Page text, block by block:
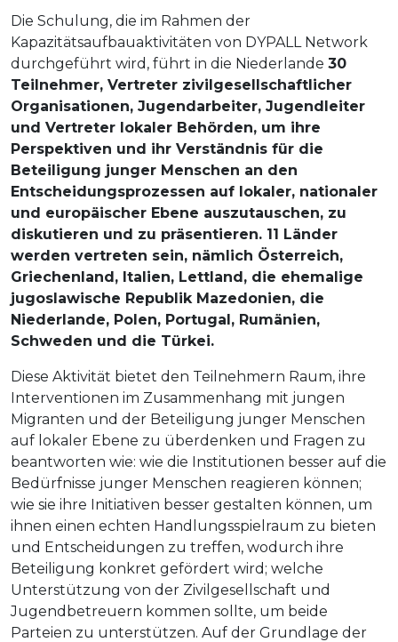
Die Schulung, die im Rahmen der
Kapazitätsaufbauaktivitäten von DYPALL Network
durchgeführt wird, führt in die Niederlande 30
Teilnehmer, Vertreter zivilgesellschaftlicher
Organisationen, Jugendarbeiter, Jugendleiter
und Vertreter lokaler Behörden, um ihre
Perspektiven und ihr Verständnis für die
Beteiligung junger Menschen an den
Entscheidungsprozessen auf lokaler, nationaler
und europäischer Ebene auszutauschen, zu
diskutieren und zu präsentieren. 11 Länder
werden vertreten sein, nämlich Österreich,
Griechenland, Italien, Lettland, die ehemalige
jugoslawische Republik Mazedonien, die
Niederlande, Polen, Portugal, Rumänien,
Schweden und die Türkei.
Diese Aktivität bietet den Teilnehmern Raum, ihre
Interventionen im Zusammenhang mit jungen
Migranten und der Beteiligung junger Menschen
auf lokaler Ebene zu überdenken und Fragen zu
beantworten wie: wie die Institutionen besser auf die
Bedürfnisse junger Menschen reagieren können;
wie sie ihre Initiativen besser gestalten können, um
ihnen einen echten Handlungsspielraum zu bieten
und Entscheidungen zu treffen, wodurch ihre
Beteiligung konkret gefördert wird; welche
Unterstützung von der Zivilgesellschaft und
Jugendbetreuern kommen sollte, um beide
Parteien zu unterstützen. Auf der Grundlage der